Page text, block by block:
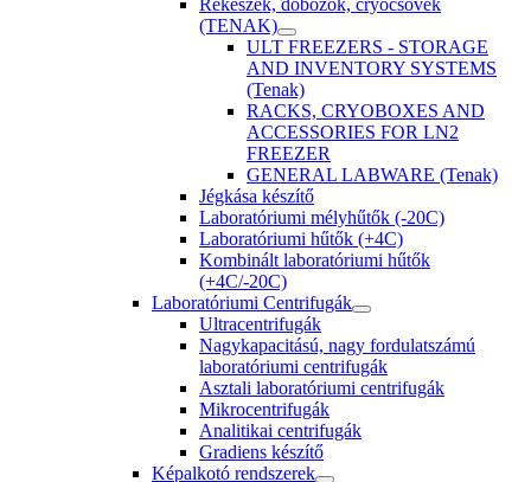
(TENAK)
ULT FREEZERS - STORAGE
AND INVENTORY SYSTEMS
(Tenak)
RACKS, CRYOBOXES AND
ACCESSORIES FOR LN2
FREEZER
GENERAL LABWARE (Tenak)
Jégkása készítő
Laboratóriumi mélyhűtők (-20C)
Laboratóriumi hűtők (+4C)
Kombinált laboratóriumi hűtők
(+4C/-20C)
Laboratóriumi Centrifugák
Ultracentrifugák
Nagykapacitású, nagy fordulatszámú
laboratóriumi centrifugák
Asztali laboratóriumi centrifugák
Mikrocentrifugák
Analitikai centrifugák
Gradiens készítő
Képalkotó rendszerek